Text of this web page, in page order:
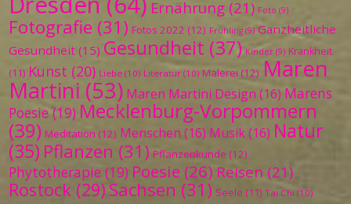
Ernährung (21) Foto (9)
Fotografie (31) Fotos 2022 (12) Frühling (9) Ganzheitliche
Gesundheit (15) Gesundheit (37) Kinder (9) Krankheit
(11) Kunst (20) Liebe (10) Literatur (10) Malerei (12) Maren
Martini (53) Maren Martini Design (16) Marens
Poesie(19) Mecklenburg-Vorpommern
(39) Meditation (12) Menschen (16) Musik(16) Natur
(35) Pflanzen (31) Pflanzenkunde (12)
Phytotherapie (19) Poesie (26) Reisen (21)
Rostock (29) Sachsen (31) Seele (11) Tai Chi (10)